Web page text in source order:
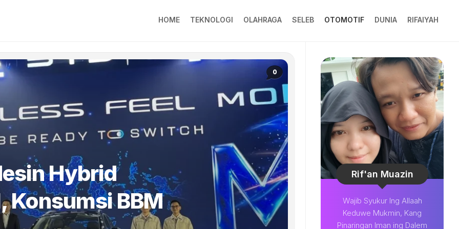
HOME TEKNOLOGI OLAHRAGA SELEB OTOMOTIF DUNIA RIFAIYAH
0
Hybrid
Konsumsi BBM
Rif'an Muazin
Wajib Syukur Ing Allaah
Keduwe Mukmin, Kang
Pinaringan Iman ing Dalem